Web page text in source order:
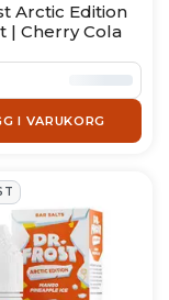
Arctic Edition
| Cherry Cola
I VARUKORG